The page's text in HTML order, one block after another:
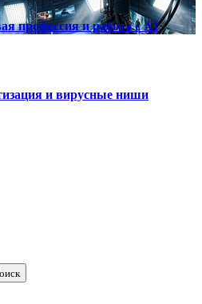
профессия и работа с AI
и вирусные ниши